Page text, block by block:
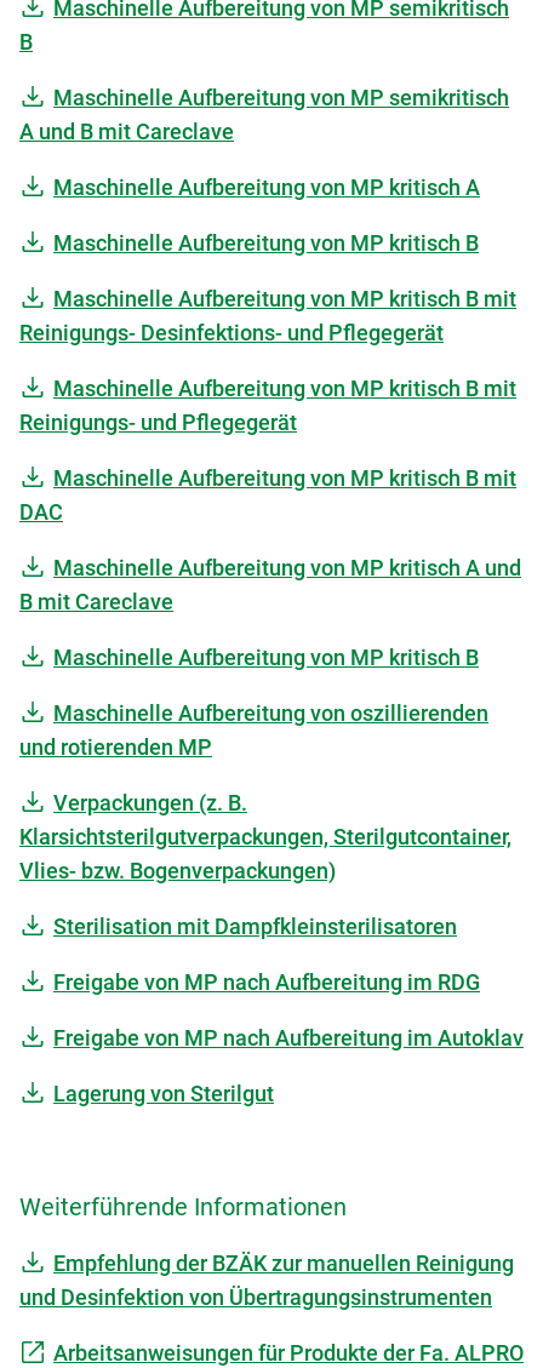
Maschinelle Aufbereitung von MP semikritisch
B
Maschinelle Aufbereitung von MP semikritisch
A und B mit Careclave
Maschinelle Aufbereitung von MP kritisch A
Maschinelle Aufbereitung von MP kritisch B
Maschinelle Aufbereitung von MP kritisch B mit
Reinigungs- Desinfektions- und Pflegegerät
Maschinelle Aufbereitung von MP kritisch B mit
Reinigungs- und Pflegegerät
Maschinelle Aufbereitung von MP kritisch B mit
DAC
Maschinelle Aufbereitung von MP kritisch A und
B mit Careclave
Maschinelle Aufbereitung von MP kritisch B
Maschinelle Aufbereitung von oszillierenden
und rotierenden MP
Verpackungen (z. B.
Klarsichtsterilgutverpackungen, Sterilgutcontainer,
Vlies- bzw. Bogenverpackungen)
Sterilisation mit Dampfkleinsterilisatoren
Freigabe von MP nach Aufbereitung im RDG
Freigabe von MP nach Aufbereitung im Autoklav
Lagerung von Sterilgut
Weiterführende Informationen
Empfehlung der BZÄK zur manuellen Reinigung
und Desinfektion von Übertragungsinstrumenten
Arbeitsanweisungen für Produkte der Fa. ALPRO